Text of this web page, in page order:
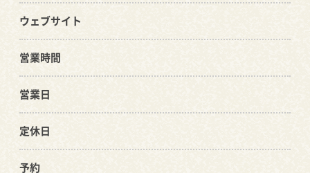
ウェブサイト
営業時間
営業日
定休日
予約